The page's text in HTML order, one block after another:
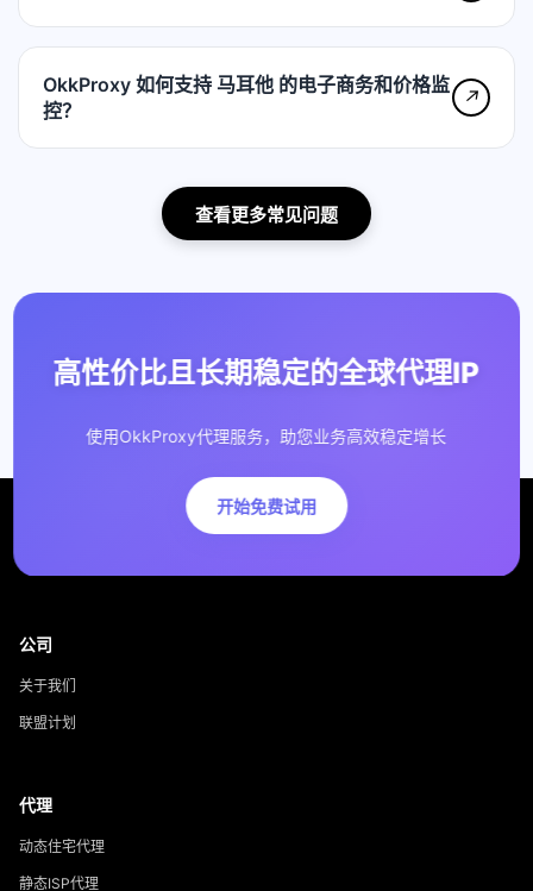
OkkProxy 如何支持 马耳他 的电子商务和价格监
控？
↗
查看更多常见问题
高性价比且长期稳定的全球代理IP
使用OkkProxy代理服务，助您业务高效稳定增长
开始免费试用
公司
关于我们
联盟计划
代理
动态住宅代理
静态ISP代理